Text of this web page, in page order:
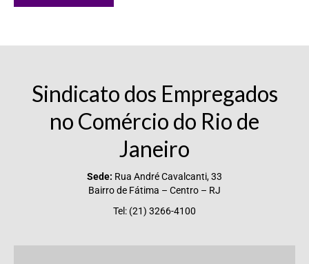
Sindicato dos Empregados
no Comércio do Rio de
Janeiro
Sede: Rua André Cavalcanti, 33
Bairro de Fátima – Centro – RJ
Tel: (21) 3266-4100